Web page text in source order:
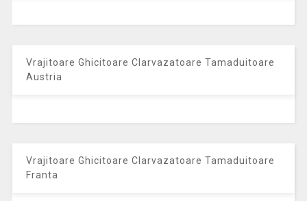
Vrajitoare Ghicitoare Clarvazatoare Tamaduitoare
Austria
Vrajitoare Ghicitoare Clarvazatoare Tamaduitoare
Franta